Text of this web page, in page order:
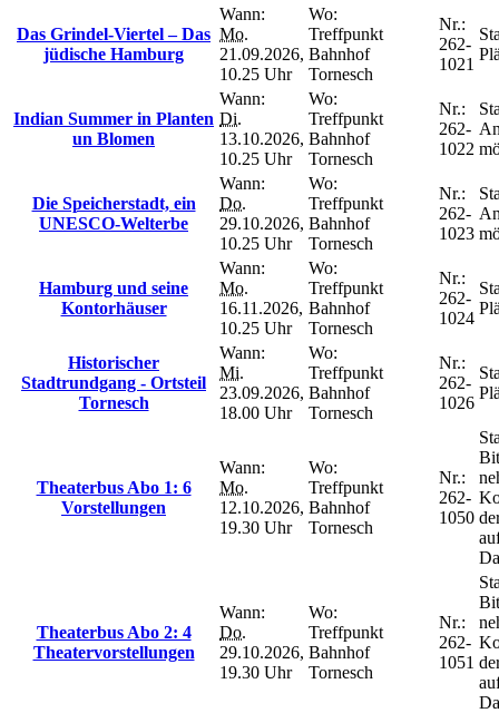
Das Grindel-Viertel – Das
jüdische Hamburg
Wann:
Mo.
21.09.2026,
10.25 Uhr
Wo:
Treffpunkt
Bahnhof
Tornesch
Nr.:
262-
1021
Indian Summer in Planten
un Blomen
Wann:
Di.
13.10.2026,
10.25 Uhr
Wo:
Treffpunkt
Bahnhof
Tornesch
Nr.:
262-
1022
Die Speicherstadt, ein
UNESCO-Welterbe
Wann:
Do.
29.10.2026,
10.25 Uhr
Wo:
Treffpunkt
Bahnhof
Tornesch
Nr.:
262-
1023
Hamburg und seine
Kontorhäuser
Wann:
Mo.
16.11.2026,
10.25 Uhr
Wo:
Treffpunkt
Bahnhof
Tornesch
Nr.:
262-
1024
Historischer
Stadtrundgang - Ortsteil
Tornesch
Wann:
Mi.
23.09.2026,
18.00 Uhr
Wo:
Treffpunkt
Bahnhof
Tornesch
Nr.:
262-
1026
Theaterbus Abo 1: 6
Vorstellungen
Wann:
Mo.
12.10.2026,
19.30 Uhr
Wo:
Treffpunkt
Bahnhof
Tornesch
Nr.:
262-
1050
Theaterbus Abo 2: 4
Theatervorstellungen
Wann:
Do.
29.10.2026,
19.30 Uhr
Wo:
Treffpunkt
Bahnhof
Tornesch
Nr.:
262-
1051